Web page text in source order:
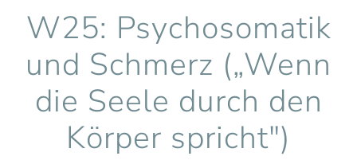
W25: Psychosomatik
und Schmerz („Wenn
die Seele durch den
Körper spricht")